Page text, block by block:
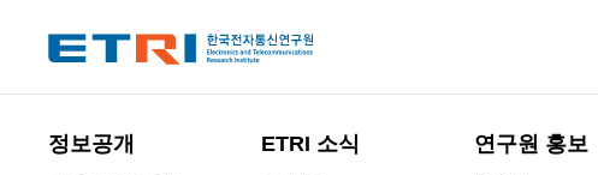
정보공개 ETRI 소식 연구원 홍보